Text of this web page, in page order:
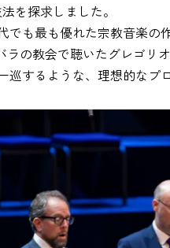
を探求しました。
でも最も優れた宗教音楽
ラの教会で聴いたグレゴ
巡するような、理想的なプ